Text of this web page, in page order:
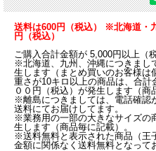
目に入らないようにご注意下さい。万
乳幼児の手の届かない所、高温になら
下さい。
製造販売元 ジェック株式会社
発送予定 通常2から4営業日
送料は600円（税込） ※北海道・
円（税込）
ご購入合計金額が 5,000円以上（
※北海道、九州、沖縄につきまし
生します（まとめ買いのお客様は
重さが10キロ以上の商品は、合計
００円（税込）が発生します（商
※離島につきましては、電話確認
送料にてお届けしてます。
※業務用の一部の大きなサイズの
生します（商品毎に記載）。
※送料無料と表示された商品（王
金額に関係なく送料無料となって